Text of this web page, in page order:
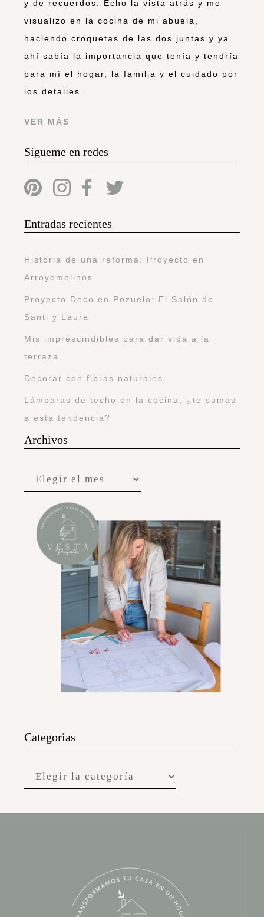
y de recuerdos. Echo la vista atrás y me
visualizo en la cocina de mi abuela,
haciendo croquetas de las dos juntas y ya
ahí sabía la importancia que tenía y tendría
para mí el hogar, la familia y el cuidado por
los detalles.
VER MÁS
Sígueme en redes
Entradas recientes
Historia de una reforma: Proyecto en
Arroyomolinos
Proyecto Deco en Pozuelo: El Salón de
Santi y Laura
Mis imprescindibles para dar vida a la
terraza
Decorar con fibras naturales
Lámparas de techo en la cocina, ¿te sumas
a esta tendencia?
Archivos
Categorías